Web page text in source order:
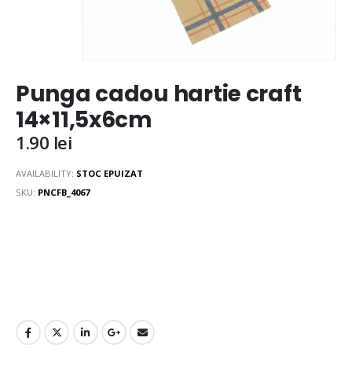
Punga cadou hartie craft
14×11,5x6cm
1.90 lei
AVAILABILITY: STOC EPUIZAT
SKU: PNCFB_4067